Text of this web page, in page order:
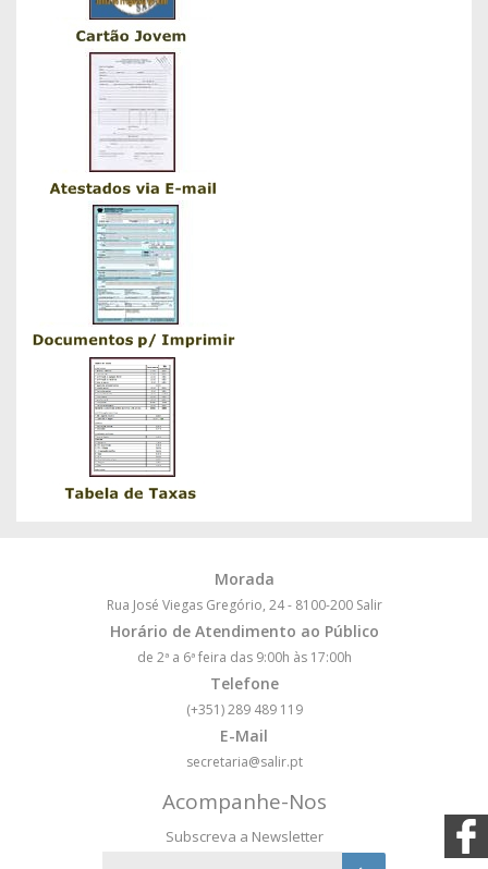
Morada
Rua José Viegas Gregório, 24 - 8100-200 Salir
Horário de Atendimento ao Público
de 2ª a 6ª feira das 9:00h às 17:00h
Telefone
(+351) 289 489 119
E-Mail
secretaria@salir.pt
Acompanhe-Nos
Subscreva a Newsletter